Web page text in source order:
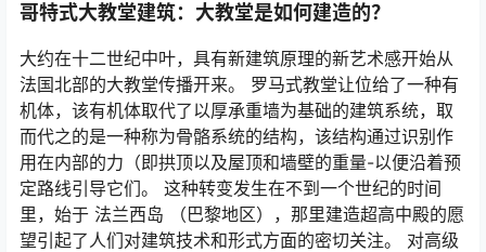
哥特式大教堂建筑：大教堂是如何建造的？
大约在十二世纪中叶，具有新建筑原理的新艺术感开始从
法国北部的大教堂传播开来。 罗马式教堂让位给了一种有
机体，该有机体取代了以厚承重墙为基础的建筑系统，取
而代之的是一种称为骨骼系统的结构，该结构通过识别作
用在内部的力（即拱顶以及屋顶和墙壁的重量-以便沿着预
定路线引导它们。 这种转变发生在不到一个世纪的时间
里，始于 法兰西岛
（巴黎地区），那里建造超高中殿的愿
望引起了人们对建筑技术和形式方面的密切关注。 对高级